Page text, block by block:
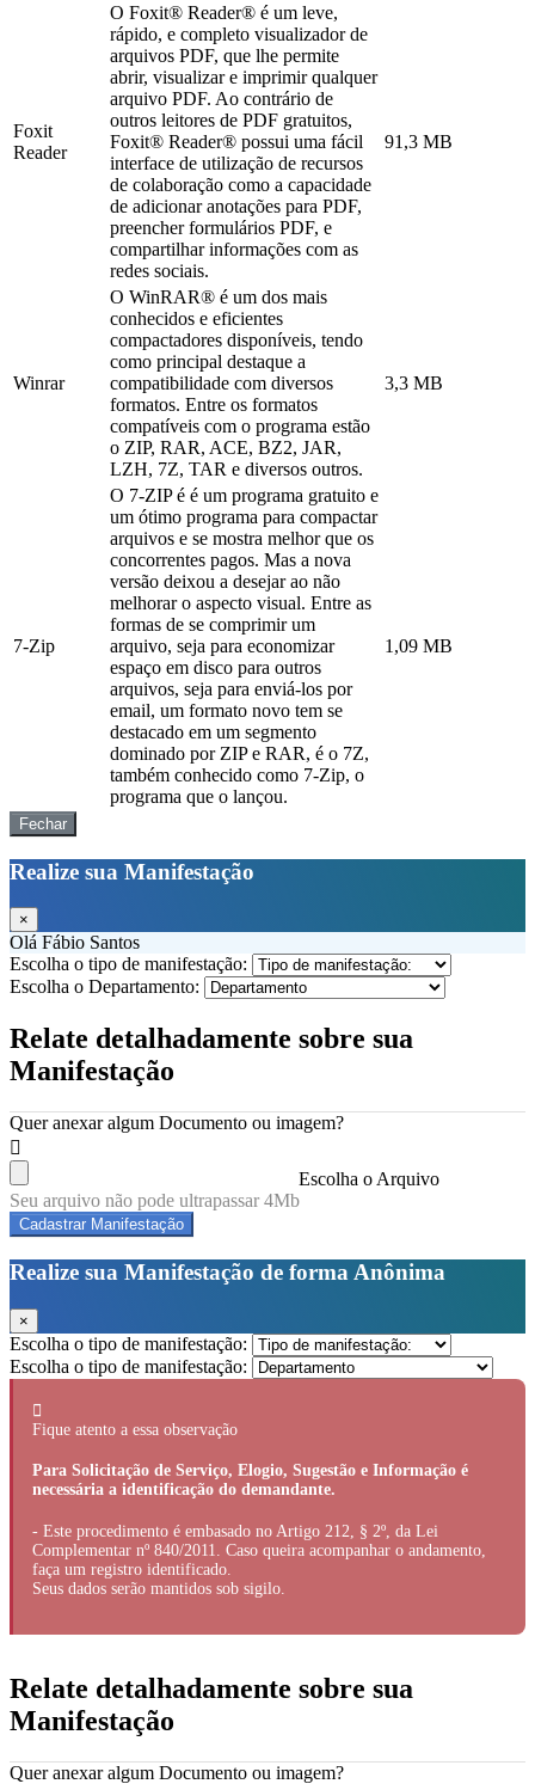
Foxit
Reader
O Foxit® Reader® é um leve,
rápido, e completo visualizador de
arquivos PDF, que lhe permite
abrir, visualizar e imprimir qualquer
arquivo PDF. Ao contrário de
outros leitores de PDF gratuitos,
Foxit® Reader® possui uma fácil
interface de utilização de recursos
de colaboração como a capacidade
de adicionar anotações para PDF,
preencher formulários PDF, e
compartilhar informações com as
redes sociais.
91,3 MB
Winrar
O WinRAR® é um dos mais
conhecidos e eficientes
compactadores disponíveis, tendo
como principal destaque a
compatibilidade com diversos
formatos. Entre os formatos
compatíveis com o programa estão
o ZIP, RAR, ACE, BZ2, JAR,
LZH, 7Z, TAR e diversos outros.
3,3 MB
7-Zip
O 7-ZIP é é um programa gratuito e
um ótimo programa para compactar
arquivos e se mostra melhor que os
concorrentes pagos. Mas a nova
versão deixou a desejar ao não
melhorar o aspecto visual. Entre as
formas de se comprimir um
arquivo, seja para economizar
espaço em disco para outros
arquivos, seja para enviá-los por
email, um formato novo tem se
destacado em um segmento
dominado por ZIP e RAR, é o 7Z,
também conhecido como 7-Zip, o
programa que o lançou.
1,09 MB
Fechar
Realize sua Manifestação
×
Olá Fábio Santos
Escolha o tipo de manifestação:
Escolha o Departamento:
Relate detalhadamente sobre sua
Manifestação
Quer anexar algum Documento ou imagem?
Escolha o Arquivo
Seu arquivo não pode ultrapassar 4Mb
Cadastrar Manifestação
Realize sua Manifestação de forma Anônima
×
Escolha o tipo de manifestação:
Escolha o tipo de manifestação:
Fique atento a essa observação
Para Solicitação de Serviço, Elogio, Sugestão e Informação é
necessária a identificação do demandante.
- Este procedimento é embasado no Artigo 212, § 2º, da Lei
Complementar nº 840/2011. Caso queira acompanhar o andamento,
faça um registro identificado.
Seus dados serão mantidos sob sigilo.
Relate detalhadamente sobre sua
Manifestação
Quer anexar algum Documento ou imagem?